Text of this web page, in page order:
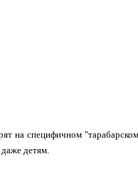
на специфичном
детям.